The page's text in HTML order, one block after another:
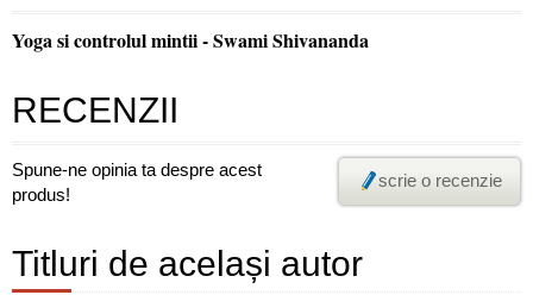
Yoga si controlul mintii - Swami Shivananda
RECENZII
Spune-ne opinia ta despre acest
produs!
scrie o recenzie
Titluri de același autor